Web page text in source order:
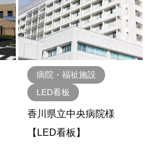
病院・福祉施設
LED看板
香川県立中央病院様
【LED看板】